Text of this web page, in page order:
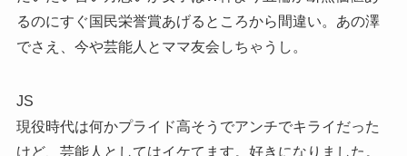
るのにすぐ国民栄誉賞あげるところから間違い。あの澤
でさえ、今や芸能人とママ友会しちゃうし。
JS
現役時代は何かプライド高そうでアンチでキライだった
けど、芸能人としてはイケてます。好きになりました。